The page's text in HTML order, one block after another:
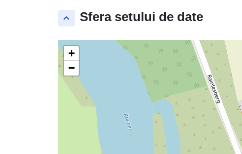
keyboard_arrow_up Sfera setului de date
+
−